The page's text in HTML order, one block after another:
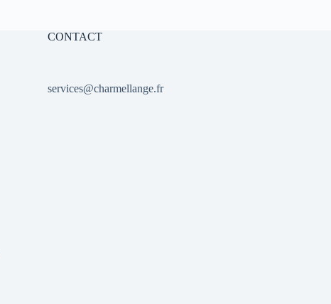
CONTACT
services@charmellange.fr